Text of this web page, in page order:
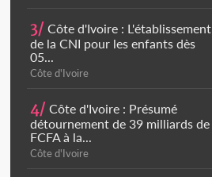
3/ Côte d'Ivoire : L'établissement
de la CNI pour les enfants dès
05...
Côte d'Ivoire
4/ Côte d'Ivoire : Présumé
détournement de 39 milliards de
FCFA à la...
Côte d'Ivoire